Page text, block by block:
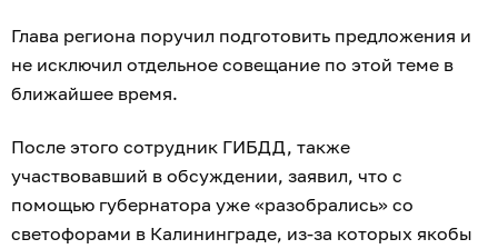
Глава региона поручил подготовить предложения и
не исключил отдельное совещание по этой теме в
ближайшее время.
После этого сотрудник ГИБДД, также
участвовавший в обсуждении, заявил, что с
помощью губернатора уже «разобрались» со
светофорами в Калининграде, из-за которых якобы